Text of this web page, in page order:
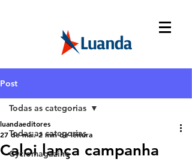
Post
Todas as categorias
Cyclomagazine
Todas as categorias
Caloi lança campanha
luandaeditores
27 de mai. 2 min de leitura